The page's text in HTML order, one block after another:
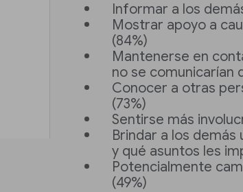
Informar a los
Mostrar apoyo a
(84%)
Mantenerse en
no se comunicarían
Conocer a otras
(73%)
Sentirse más
Brindar a los
y qué asuntos les
Potencialmente
(49%)